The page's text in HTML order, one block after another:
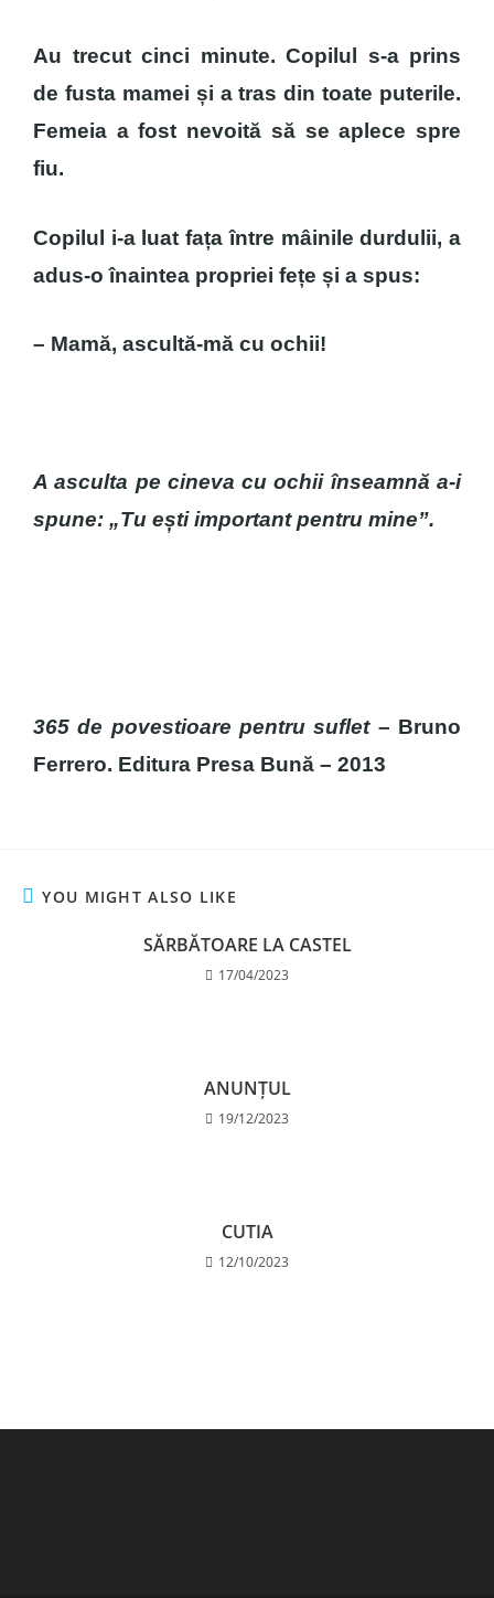
Au trecut cinci minute. Copilul s-a prins
de fusta mamei și a tras din toate puterile.
Femeia a fost nevoită să se aplece spre
fiu.
Copilul i-a luat fața între mâinile durdulii, a
adus-o înaintea propriei fețe și a spus:
– Mamă, ascultă-mă cu ochii!
A asculta pe cineva cu ochii înseamnă a-i
spune: „Tu ești important pentru mine”.
365 de povestioare pentru suflet– Bruno
Ferrero. Editura Presa Bună – 2013
YOU MIGHT ALSO LIKE
SĂRBĂTOARE LA CASTEL
17/04/2023
ANUNȚUL
19/12/2023
CUTIA
12/10/2023